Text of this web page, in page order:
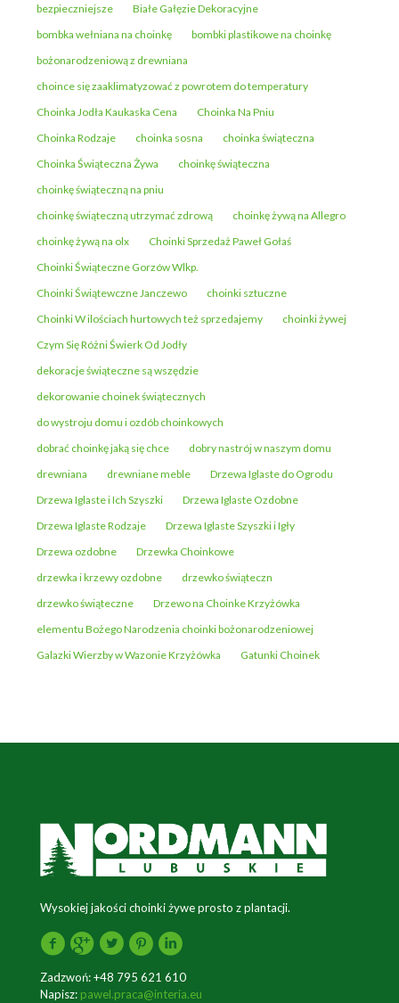
bezpieczniejsze
Białe Gałęzie Dekoracyjne
bombka wełniana na choinkę
bombki plastikowe na choinkę
bożonarodzeniową z drewniana
choince się zaaklimatyzować z powrotem do temperatury
Choinka Jodła Kaukaska Cena
Choinka Na Pniu
Choinka Rodzaje
choinka sosna
choinka świąteczna
Choinka Świąteczna Żywa
choinkę świąteczna
choinkę świąteczną na pniu
choinkę świąteczną utrzymać zdrową
choinkę żywą na Allegro
choinkę żywą na olx
Choinki Sprzedaż Paweł Gołaś
Choinki Świąteczne Gorzów Wlkp.
Choinki Świątewczne Janczewo
choinki sztuczne
Choinki W ilościach hurtowych też sprzedajemy
choinki żywej
Czym Się Różni Świerk Od Jodły
dekoracje świąteczne są wszędzie
dekorowanie choinek świątecznych
do wystroju domu i ozdób choinkowych
dobrać choinkę jaką się chce
dobry nastrój w naszym domu
drewniana
drewniane meble
Drzewa Iglaste do Ogrodu
Drzewa Iglaste i Ich Szyszki
Drzewa Iglaste Ozdobne
Drzewa Iglaste Rodzaje
Drzewa Iglaste Szyszki i Igły
Drzewa ozdobne
Drzewka Choinkowe
drzewka i krzewy ozdobne
drzewko świąteczn
drzewko świąteczne
Drzewo na Choinke Krzyżówka
elementu Bożego Narodzenia choinki bożonarodzeniowej
Galazki Wierzby w Wazonie Krzyżówka
Gatunki Choinek
Wysokiej jakości choinki żywe prosto z plantacji.
Zadzwoń:+48 795 621 610
Napisz: pawel.praca@interia.eu